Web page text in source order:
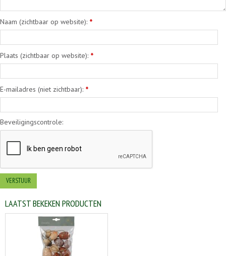
Naam (zichtbaar op website): *
Plaats (zichtbaar op website): *
E-mailadres (niet zichtbaar): *
Beveiligingscontrole:
LAATST BEKEKEN PRODUCTEN